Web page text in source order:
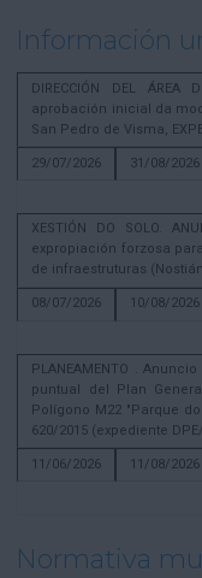
Información
DIRECCIÓN DEL ÁREA
aprobación inicial da
San Pedro de Visma,
29/07/2026
31/08/2026
XESTIÓN DO SOLO.
expropiación forzosa
de infraestruturas
08/07/2026
10/08/2026
PLANEAMENTO .
puntual del Plan
Polígono M22 "Parque
620/2015 (expediente
11/06/2026
11/08/2026
Normativa